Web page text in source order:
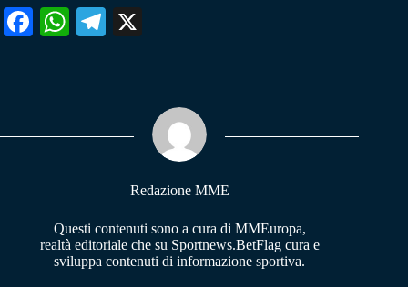
Fa W
pp
Te
m
Redazione MME
Questi contenuti sono a cura di MMEuropa,
realtà editoriale che su Sportnews.BetFlag cura e
sviluppa contenuti di informazione sportiva.